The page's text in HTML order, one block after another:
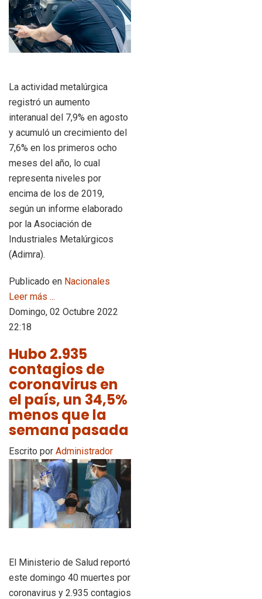
La actividad metalúrgica
registró un aumento
interanual del 7,9% en agosto
y acumuló un crecimiento del
7,6% en los primeros ocho
meses del año, lo cual
representa niveles por
encima de los de 2019,
según un informe elaborado
por la Asociación de
Industriales Metalúrgicos
(Adimra).
Publicado en Nacionales
Leer más ...
Domingo, 02 Octubre 2022
22:18
Hubo 2.935
contagios de
coronavirus en
el país, un 34,5%
menos que la
semana pasada
Escrito por Administrador
El Ministerio de Salud reportó
este domingo 40 muertes por
coronavirus y 2.935 contagios